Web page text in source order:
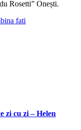
Rosetti” Onești.
fati
zi cu zi – Helen